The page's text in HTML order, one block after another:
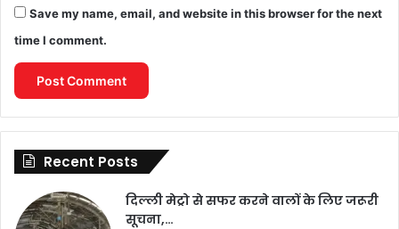
Save my name, email, and website in this browser for the next
time I comment.
Recent Posts
दिल्ली मेट्रो से सफर करने वालों के लिए जरूरी
सूचना,…